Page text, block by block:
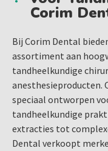
Corim
Bij Corim Dental
assortiment aan
tandheelkundige
anesthesieproducten.
speciaal ontworpen
tandheelkundige
extracties tot
Dental verkoopt